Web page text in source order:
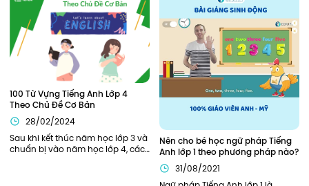
100 Từ Vựng Tiếng Anh Lớp 4
Theo Chủ Đề Cơ Bản
28/02/2024
Sau khi kết thúc năm học lớp 3 và
chuẩn bị vào năm học lớp 4, các
Nên cho bé học ngữ pháp Tiếng
Anh lớp 1 theo phương pháp nào?
31/08/2021